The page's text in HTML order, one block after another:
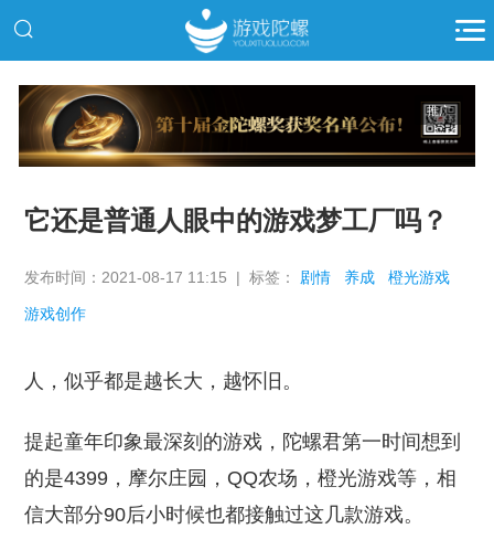
推广
它还是普通人眼中的游戏梦工厂吗？
发布时间：2021-08-17 11:15 | 标签： 剧情 养成 橙光游戏
游戏创作
人，似乎都是越长大，越怀旧。
提起童年印象最深刻的游戏，陀螺君第一时间想到
的是4399，摩尔庄园，QQ农场，橙光游戏等，相
信大部分90后小时候也都接触过这几款游戏。